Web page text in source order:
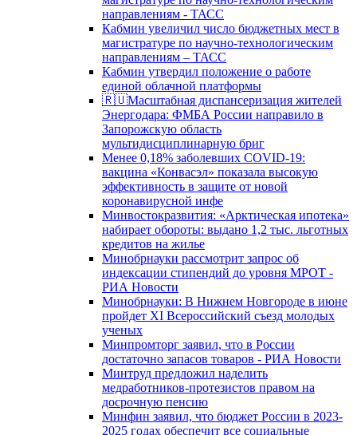
направлениям - ТАСС
Кабмин увеличил число бюджетных мест в
магистратуре по научно-технологическим
направлениям – ТАСС
Кабмин утвердил положение о работе
единой облачной платформы
🇷🇺Масштабная диспансеризация жителей
Энергодара: ФМБА России направило в
Запорожскую область
мультидисциплинарную бриг
Менее 0,18% заболевших COVID-19:
вакцина «Конвасэл» показала высокую
эффективность в защите от новой
коронавирусной инфе
Минвостокразвития: «Арктическая ипотека»
набирает обороты: выдано 1,2 тыс. льготных
кредитов на жилье
Минобрнауки рассмотрит запрос об
индексации стипендий до уровня МРОТ -
РИА Новости
Минобрнауки: В Нижнем Новгороде в июне
пройдет XI Всероссийский съезд молодых
ученых
Минпромторг заявил, что в России
достаточно запасов товаров - РИА Новости
Минтруд предложил наделить
медработников-протезистов правом на
досрочную пенсию
Минфин заявил, что бюджет России в 2023-
2025 годах обеспечит все социальные